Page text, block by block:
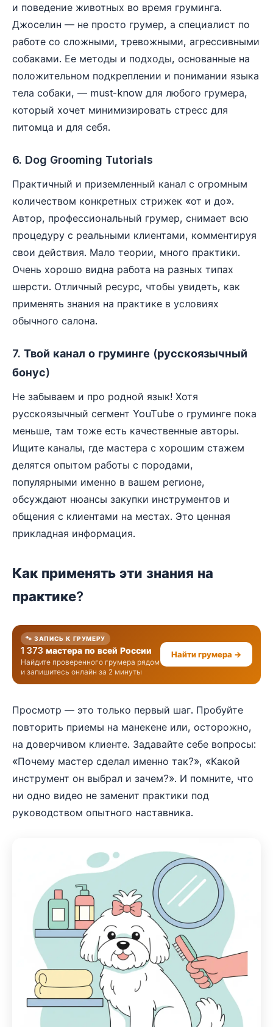
и поведение животных во время груминга.
Джоселин — не просто грумер, а специалист по
работе со сложными, тревожными, агрессивными
собаками. Ее методы и подходы, основанные на
положительном подкреплении и понимании языка
тела собаки, — must-know для любого грумера,
который хочет минимизировать стресс для
питомца и для себя.
6. Dog Grooming Tutorials
Практичный и приземленный канал с огромным
количеством конкретных стрижек «от и до».
Автор, профессиональный грумер, снимает всю
процедуру с реальными клиентами, комментируя
свои действия. Мало теории, много практики.
Очень хорошо видна работа на разных типах
шерсти. Отличный ресурс, чтобы увидеть, как
применять знания на практике в условиях
обычного салона.
7. Твой канал о груминге (русскоязычный
бонус)
Не забываем и про родной язык! Хотя
русскоязычный сегмент YouTube о груминге пока
меньше, там тоже есть качественные авторы.
Ищите каналы, где мастера с хорошим стажем
делятся опытом работы с породами,
популярными именно в вашем регионе,
обсуждают нюансы закупки инструментов и
общения с клиентами на местах. Это ценная
прикладная информация.
Как применять эти знания на
практике?
🐾 ЗАПИСЬ К ГРУМЕРУ
1 373 мастера по всей России
Найдите проверенного грумера рядом
и запишитесь онлайн за 2 минуты
Найти грумера →
Просмотр — это только первый шаг. Пробуйте
повторить приемы на манекене или, осторожно,
на доверчивом клиенте. Задавайте себе вопросы:
«Почему мастер сделал именно так?», «Какой
инструмент он выбрал и зачем?». И помните, что
ни одно видео не заменит практики под
руководством опытного наставника.